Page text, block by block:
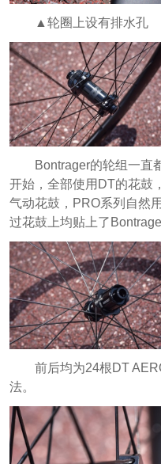
▲轮圈上设有排水孔
Bontrager的轮组一直
开始，全部使用DT的花鼓
气动花鼓，PRO系列自然
过花鼓上均贴上了
前后均为24根DT
法。